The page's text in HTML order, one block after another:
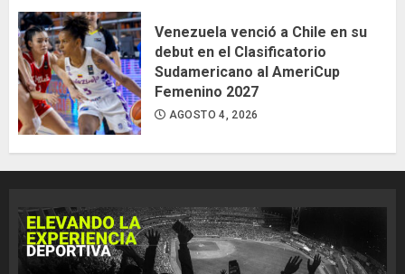
Venezuela venció a Chile en su
debut en el Clasificatorio
Sudamericano al AmeriCup
Femenino 2027
AGOSTO 4, 2026